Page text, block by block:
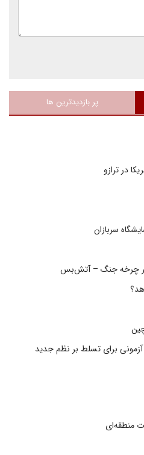
پر بازدیدترین ها
در ترازو
سربازان
در چرخه جنگ – آتش‌بس
برای تسلط بر نظم جدید
منطقه‌ای